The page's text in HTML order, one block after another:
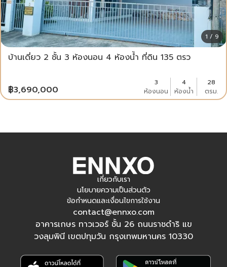
1 / 9
บ้านเดี่ยว 2 ชั้น 3 ห้องนอน 4 ห้องน้ำ ที่ดิน 135 ตรว
฿3,690,000
3
ห้องนอน
4
ห้องน้ำ
28
ตรม.
เกี่ยวกับเรา
นโยบายความเป็นส่วนตัว
ข้อกำหนดและเงื่อนไขการใช้งาน
contact@ennxo.com
อาคารเกษร ทาวเวอร์ ชั้น 26 ถนนราชดำริ แข
วงลุมพินี เขตปทุมวัน กรุงเทพมหานคร 10330